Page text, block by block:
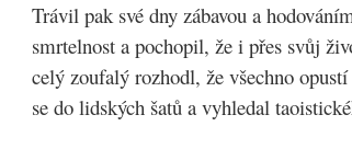
Trávil pak své dny zábavou a
smrtelnost a pochopil, že i přes svůj
celý zoufalý rozhodl, že všechno
se do lidských šatů a vyhledal